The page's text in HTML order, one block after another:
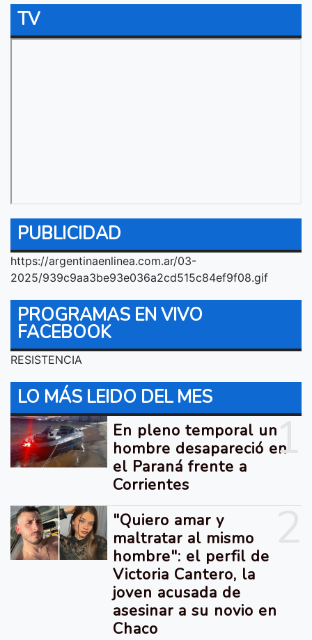
TV
PUBLICIDAD
https://argentinaenlinea.com.ar/03-
2025/939c9aa3be93e036a2cd515c84ef9f08.gif
PROGRAMAS EN VIVO
FACEBOOK
RESISTENCIA
LO MÁS LEIDO DEL MES
1
En pleno temporal un
hombre desapareció en
el Paraná frente a
Corrientes
"Quiero amar y
maltratar al mismo
hombre": el perfil de
Victoria Cantero, la
joven acusada de
asesinar a su novio en
Chaco